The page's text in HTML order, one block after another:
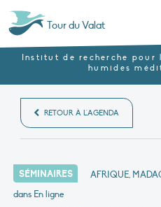
Tour du Valat
Institut de recherche pour
humides
RETOUR À L'AGENDA
SÉMINAIRES AFRIQUE,
dans En ligne